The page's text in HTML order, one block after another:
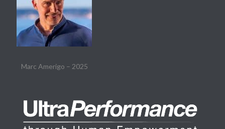
Marc Amerigo – 2025